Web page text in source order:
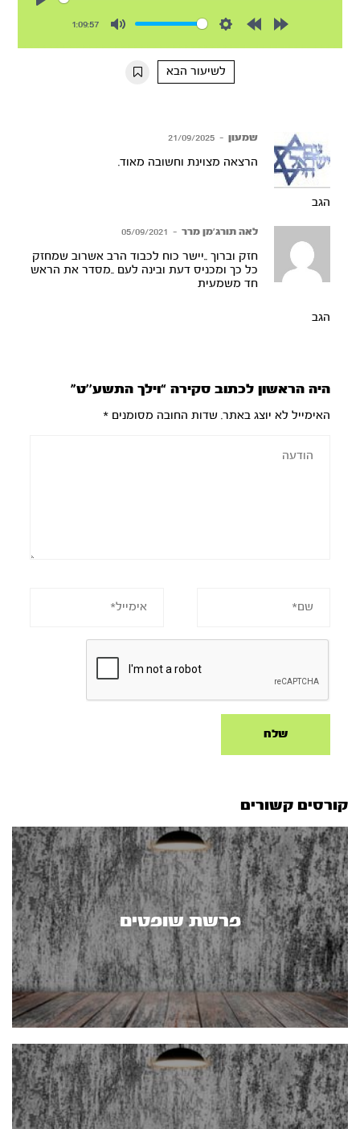
1:09:57
לשיעור הבא
שמעון –
21/09/2025
הרצאה מצוינת וחשובה מאוד.
הגב
לאה תורג’מן מרר –
05/09/2021
חזק וברוך ..יישר כוח לכבוד הרב אשרוב שמחזק
כל כך ומכניס דעת ובינה לעם ..מסדר את הראש
חד משמעית
הגב
היה הראשון לכתוב סקירה “וילך התשע’’ט”
האימייל לא יוצג באתר. שדות החובה מסומנים*
קורסים קשורים
פרשת שופטים